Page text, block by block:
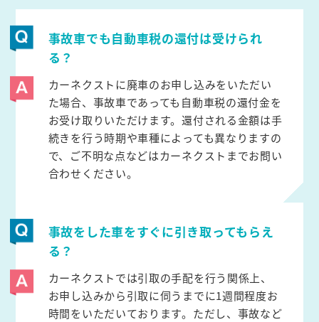
事故車でも自動車税の還付は受けられ
る？
カーネクストに廃車のお申し込みをいただい
た場合、事故車であっても自動車税の還付金を
お受け取りいただけます。還付される金額は手
続きを行う時期や車種によっても異なりますの
で、ご不明な点などはカーネクストまでお問い
合わせください。
事故をした車をすぐに引き取ってもらえ
る？
カーネクストでは引取の手配を行う関係上、
お申し込みから引取に伺うまでに1週間程度お
時間をいただいております。ただし、事故など